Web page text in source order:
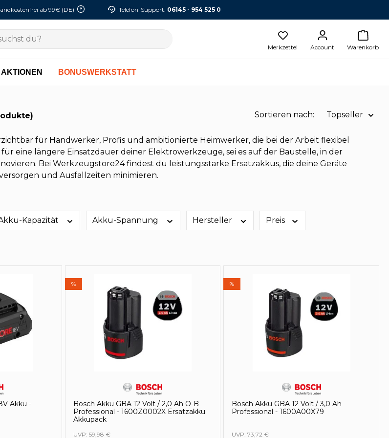
ab 99€ (DE) Telefon-Support: 06145 - 954 525 0
Merkzettel Account Warenkorb
AKTIONEN BONUSWERKSTATT
Sortieren nach: Topseller
Name A-Z
Name Z-A
Preis absteigend
für Handwerker, Profis und ambitionierte Heimwerker, die bei der Arbeit flexibel
eine längere Einsatzdauer deiner Elektrowerkzeuge, sei es auf der Baustelle, in der
Bei Werkzeugstore24 findest du leistungsstarke Ersatzakkus, die deine Geräte
und Ausfallzeiten minimieren.
Kapazität Akku-Spannung Hersteller Preis
Akku -
%
Bosch Akku GBA 12 Volt / 2,0 Ah O-B
Professional - 1600Z0002X Ersatzakku
Akkupack
UVP: 59,98 €
%
Bosch Akku GBA 12 Volt / 3,0 Ah
Professional - 1600A00X79
UVP:73,72 €